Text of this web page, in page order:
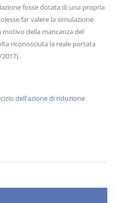
fosse dotata di una propria
far valere la simulazione
della mancanza del
riconosciuta la reale portata
dell'azione di riduzione